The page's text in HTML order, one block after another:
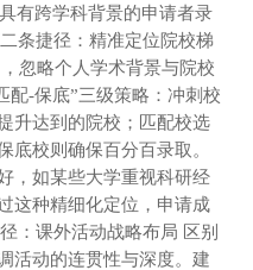
有跨学科背景的申请者录
条捷径：精准定位院校梯
忽略个人学术背景与院校
配-保底”三级策略：冲刺校
升达到的院校；匹配校选
底校则确保百分百录取。
，如某些大学重视科研经
这种精细化定位，申请成
：课外活动战略布局 区别
活动的连贯性与深度。建